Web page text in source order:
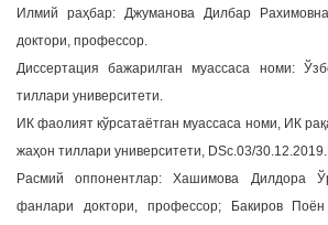
n
Илмий раҳбар: Джуманова Дилбар
доктори, профессор.
Диссертация бажарилган муассаса номи:
тиллари университети.
ИК фаолият кўрсатаётган муассаса номи, ИК
жаҳон тиллари университети, DSc.03/
Расмий оппонентлар: Хашимова Дилдора
фанлари доктори, профессор; Бакиров